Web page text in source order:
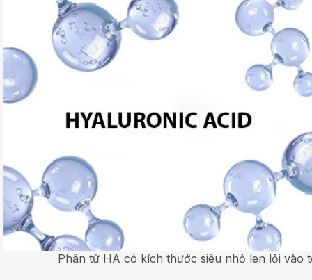
Phân tử HA có kích thước siêu nhỏ len lỏi vào